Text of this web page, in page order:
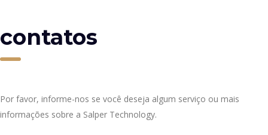
contatos
Por favor, informe-nos se você deseja algum serviço ou mais
informações sobre a Salper Technology.